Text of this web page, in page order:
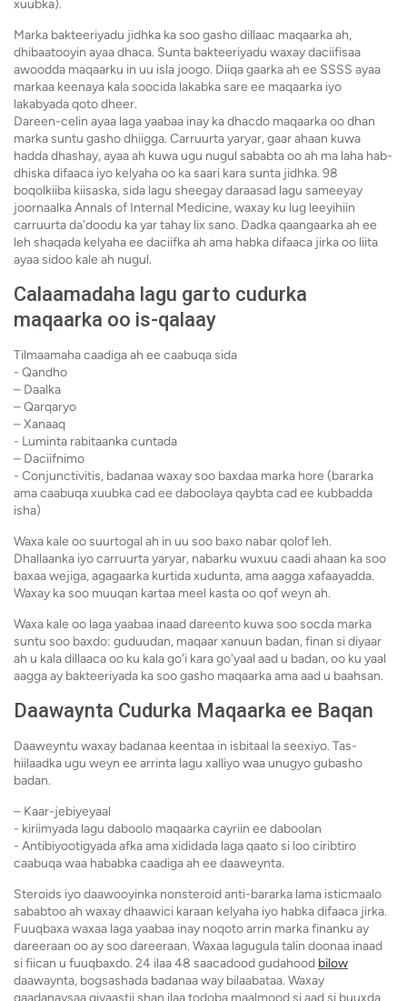
xuubka).
Marka bakteeriyadu jidhka ka soo gasho dillaac maqaarka ah,
dhibaatooyin ayaa dhaca. Sunta bakteeriyadu waxay daciifisaa
awoodda maqaarku in uu isla joogo. Diiqa gaarka ah ee SSSS ayaa
markaa keenaya kala soocida lakabka sare ee maqaarka iyo
lakabyada qoto dheer.
Dareen-celin ayaa laga yaabaa inay ka dhacdo maqaarka oo dhan
marka suntu gasho dhiigga. Carruurta yaryar, gaar ahaan kuwa
hadda dhashay, ayaa ah kuwa ugu nugul sababta oo ah ma laha hab-
dhiska difaaca iyo kelyaha oo ka saari kara sunta jidhka. 98
boqolkiiba kiisaska, sida lagu sheegay daraasad lagu sameeyay
joornaalka Annals of Internal Medicine, waxay ku lug leeyihiin
carruurta da'doodu ka yar tahay lix sano. Dadka qaangaarka ah ee
leh shaqada kelyaha ee daciifka ah ama habka difaaca jirka oo liita
ayaa sidoo kale ah nugul.
Calaamadaha lagu garto cudurka
maqaarka oo is-qalaay
Tilmaamaha caadiga ah ee caabuqa sida
- Qandho
– Daalka
– Qarqaryo
– Xanaaq
- Luminta rabitaanka cuntada
– Daciifnimo
- Conjunctivitis, badanaa waxay soo baxdaa marka hore (bararka
ama caabuqa xuubka cad ee daboolaya qaybta cad ee kubbadda
isha)
Waxa kale oo suurtogal ah in uu soo baxo nabar qolof leh.
Dhallaanka iyo carruurta yaryar, nabarku wuxuu caadi ahaan ka soo
baxaa wejiga, agagaarka kurtida xudunta, ama aagga xafaayadda.
Waxay ka soo muuqan kartaa meel kasta oo qof weyn ah.
Waxa kale oo laga yaabaa inaad dareento kuwa soo socda marka
suntu soo baxdo: guduudan, maqaar xanuun badan, finan si diyaar
ah u kala dillaaca oo ku kala go'i kara go'yaal aad u badan, oo ku yaal
aagga ay bakteeriyada ka soo gasho maqaarka ama aad u baahsan.
Daawaynta Cudurka Maqaarka ee Baqan
Daaweyntu waxay badanaa keentaa in isbitaal la seexiyo. Tas-
hiilaadka ugu weyn ee arrinta lagu xalliyo waa unugyo gubasho
badan.
– Kaar-jebiyeyaal
- kiriimyada lagu daboolo maqaarka cayriin ee daboolan
- Antibiyootigyada afka ama xididada laga qaato si loo ciribtiro
caabuqa waa hababka caadiga ah ee daaweynta.
Steroids iyo daawooyinka nonsteroid anti-bararka lama isticmaalo
sababtoo ah waxay dhaawici karaan kelyaha iyo habka difaaca jirka.
Fuuqbaxa waxaa laga yaabaa inay noqoto arrin marka finanku ay
dareeraan oo ay soo dareeraan. Waxaa lagugula talin doonaa inaad
si fiican u fuuqbaxdo. 24 ilaa 48 saacadood gudahood bilow
daawaynta, bogsashada badanaa way bilaabataa. Waxay